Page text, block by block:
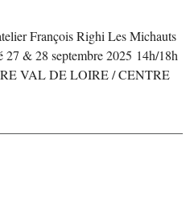
François Righi Les Michauts
27 & 28 septembre 2025 14h/18h
VAL DE LOIRE / CENTRE